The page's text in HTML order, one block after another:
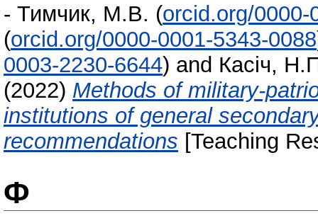
- Тимчик, М.В. (orcid.org/0000-
(orcid.org/0000-0001-5343-0088
0003-2230-6644) and Касіч,
(2022) Methods of military-
institutions of general
recommendations [Teaching
Ф